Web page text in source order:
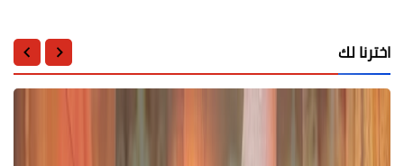
اخترنا لك